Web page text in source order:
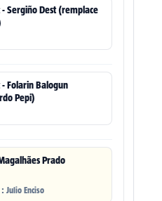
Sergiño Dest (remplace
Folarin Balogun
Pepi)
Prado
Julio Enciso